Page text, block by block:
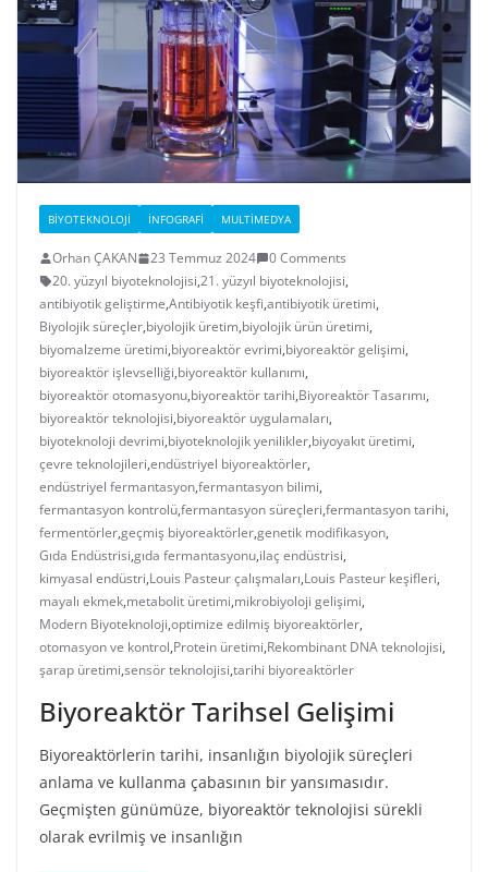
BIYOTEKNOLOJI İNFOGRAFI MULTIMEDYA
Orhan ÇAKAN 23 Temmuz 2024
0 Comments
20. yüzyıl biyoteknolojisi,21. yüzyıl biyoteknolojisi,
antibiyotik geliştirme,Antibiyotik keşfi,antibiyotik üretimi,
Biyolojik süreçler,biyolojik üretim,biyolojik ürün üretimi,
biyomalzeme üretimi,biyoreaktör evrimi,biyoreaktör gelişimi,
biyoreaktör işlevselliği,biyoreaktör kullanımı,
biyoreaktör otomasyonu,biyoreaktör tarihi,Biyoreaktör Tasarımı,
biyoreaktör teknolojisi,biyoreaktör uygulamaları,
biyoteknoloji devrimi,biyoteknolojik yenilikler,biyoyakıt üretimi,
çevre teknolojileri,endüstriyel biyoreaktörler,
endüstriyel fermantasyon,fermantasyon bilimi,
fermantasyon kontrolü,fermantasyon süreçleri,fermantasyon tarihi,
fermentörler,geçmiş biyoreaktörler,genetik modifikasyon,
Gıda Endüstrisi,gıda fermantasyonu,ilaç endüstrisi,
kimyasal endüstri,Louis Pasteur çalışmaları,Louis Pasteur keşifleri,
mayalı ekmek,metabolit üretimi,mikrobiyoloji gelişimi,
Modern Biyoteknoloji,optimize edilmiş biyoreaktörler,
otomasyon ve kontrol,Protein üretimi,Rekombinant DNA teknolojisi,
şarap üretimi,sensör teknolojisi,tarihi biyoreaktörler
Biyoreaktör Tarihsel Gelişimi
Biyoreaktörlerin tarihi, insanlığın biyolojik süreçleri
anlama ve kullanma çabasının bir yansımasıdır.
Geçmişten günümüze, biyoreaktör teknolojisi sürekli
olarak evrilmiş ve insanlığın